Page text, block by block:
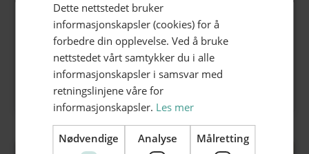
Pulterkammer
hos Hamar Teater
Progressiv musikkfestival 28.-29. august
Les mer >
Dette nettstedet bruker
informasjonskapsler (cookies) for å
forbedre din opplevelse. Ved å bruke
nettstedet vårt samtykker du i alle
informasjonskapsler i samsvar med
retningslinjene våre for
informasjonskapsler. Les mer
Nødvendige Analyse Målretting